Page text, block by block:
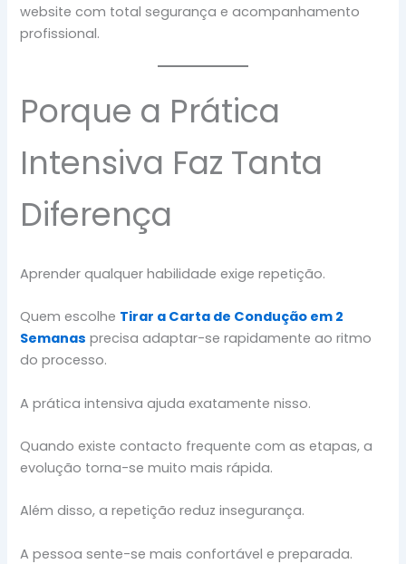
website com total segurança e acompanhamento
profissional.
Porque a Prática
Intensiva Faz Tanta
Diferença
Aprender qualquer habilidade exige repetição.
Quem escolhe Tirar a Carta de Condução em 2
Semanas precisa adaptar-se rapidamente ao ritmo
do processo.
A prática intensiva ajuda exatamente nisso.
Quando existe contacto frequente com as etapas, a
evolução torna-se muito mais rápida.
Além disso, a repetição reduz insegurança.
A pessoa sente-se mais confortável e preparada.